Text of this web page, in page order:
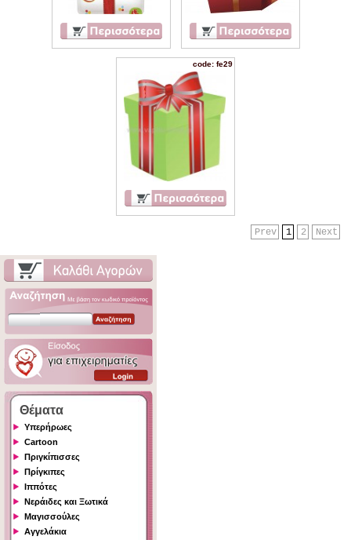
code: fe29
Next
2
1
Prev
Θέματα
Υπερήρωες
Cartoon
Πριγκίπισσες
Πρίγκιπες
Ιππότες
Νεράιδες και Ξωτικά
Μαγισσούλες
Αγγελάκια